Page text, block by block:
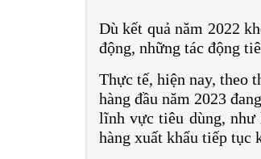
Dù kết quả năm 2022
động, những tác động
Thực tế, hiện nay, theo
hàng đầu năm 2023
lĩnh vực tiêu dùng, như
hàng xuất khẩu tiếp tục